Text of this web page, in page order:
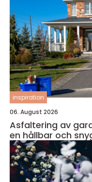
inspiration
06. August 2026
Asfaltering av
en hållbar och